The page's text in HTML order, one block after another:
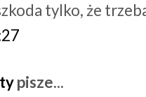
tylko, że
pisze...